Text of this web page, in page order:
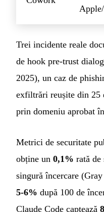
Trei incidente reale
de hook pre-trust
2025), un caz de
exfiltrări reușite din 25
prin domeniu aprobat
Metrici de securitate
obține un 0,1% rată de
singură încercare
5-6% după 100 de
Claude Code captează